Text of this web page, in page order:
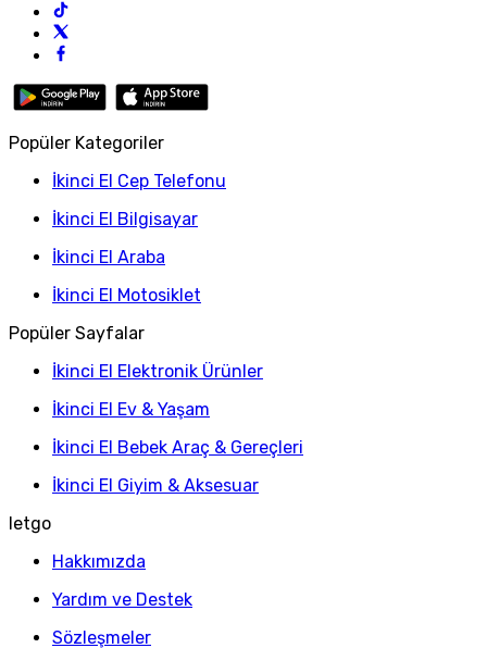
Popüler Kategoriler
İkinci El Cep Telefonu
İkinci El Bilgisayar
İkinci El Araba
İkinci El Motosiklet
Popüler Sayfalar
İkinci El Elektronik Ürünler
İkinci El Ev & Yaşam
İkinci El Bebek Araç & Gereçleri
İkinci El Giyim & Aksesuar
letgo
Hakkımızda
Yardım ve Destek
Sözleşmeler